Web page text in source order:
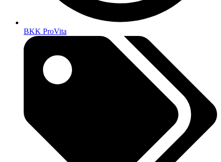
BKK ProVita